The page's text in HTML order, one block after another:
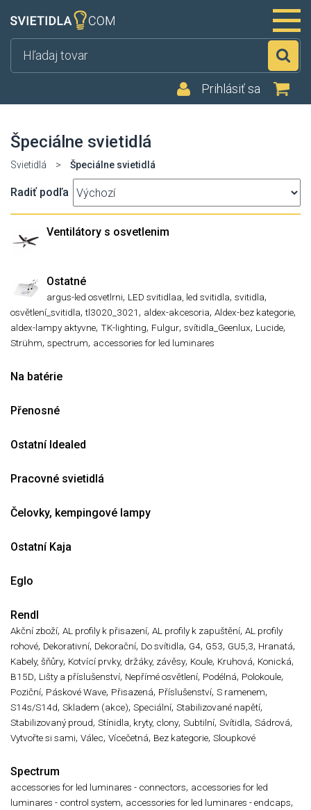
Prihlásiť sa
Špeciálne svietidlá
Svietidlá > Špeciálne svietidlá
Radiť podľa
Ventilátory s osvetlenim
Ostatné
argus-led osvetlrni, LED svitidlaa, led svitidla, svitidla,
osvětlení_svitidla,tl3020_3021 , aldex-akcesoria, Aldex-bez kategorie,
aldex-lampy aktyvne, TK-lighting, Fulgur, svítidla_Geenlux, Lucide,
Strühm, spectrum, accessories for led luminares
Na batérie
Přenosné
Ostatní Idealed
Pracovné svietidlá
Čelovky, kempingové lampy
Ostatní Kaja
Eglo
Rendl
Akční zboží, AL profily k přisazení, AL profily k zapuštění, AL profily
rohové, Dekorativní, Dekorační, Do svítidla, G4, G53, GU5,3, Hranatá,
Kabely, šňůry, Kotvící prvky, držáky, závěsy, Koule, Kruhová, Konická,
B15D, Lišty a příslušenství, Nepřímé osvětlení, Podélná, Polokoule,
Poziční, Páskové Wave, Přisazená, Příslušenství, S ramenem,
S14s/S14d, Skladem (akce), Speciální, Stabilizované napětí,
Stabilizovaný proud, Stínidla, kryty, clony, Subtilní, Svítidla, Sádrová,
Vytvořte si sami, Válec, Vícečetná, Bez kategorie, Sloupkové
Spectrum
accessories for led luminares - connectors, accessories for led
luminares - control system, accessories for led luminares - endcaps,